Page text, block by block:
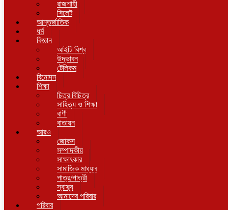
রাজশাহী
সিলেট
আন্তর্জাতিক
ধর্ম
বিজ্ঞান
আইটি বিশ্ব
উদ্ভাবন
টেলিকম
বিনোদন
শিক্ষা
চিত্র বিচিত্র
সাহিত্য ও শিক্ষা
বাণী
বাতায়ন
আরও
জোকস
সম্পাদকীয়
সাক্ষাৎকার
সামাজিক মাধ্যম
পাত্র/পাত্রী
স্বাস্থ্য
আমাদের পরিবার
পরিবার